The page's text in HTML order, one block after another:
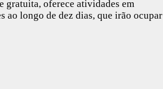
gratuita, oferece atividades em
ao longo de dez dias, que irão ocupar